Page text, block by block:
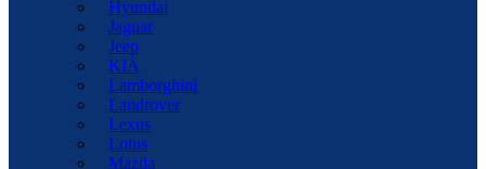
Hyundai
Jaguar
Jeep
KIA
Lamborghini
Landrover
Lexus
Lotus
Mazda